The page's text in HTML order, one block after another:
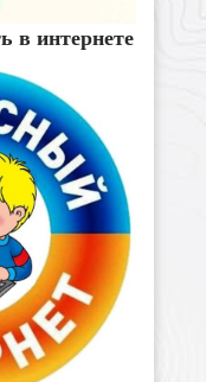
в интернете